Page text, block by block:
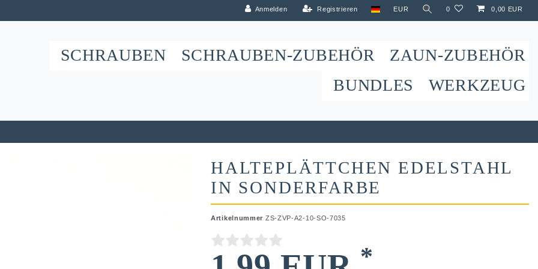
Anmelden Registrieren EUR 0 0,00 EUR
SCHRAUBEN SCHRAUBEN-ZUBEHÖR
ZAUN-ZUBEHÖR
BUNDLES
WERKZEUG
HALTEPLÄTTCHEN EDELSTAHL
IN SONDERFARBE
Artikelnummer ZS-ZVP-A2-10-SO-7035
*